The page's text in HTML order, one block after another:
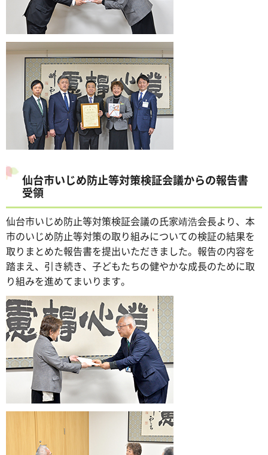
仙台市いじめ防止等対策検証会議からの報告書
受領
仙台市いじめ防止等対策検証会議の氏家靖浩会長より、本
市のいじめ防止等対策の取り組みについての検証の結果を
取りまとめた報告書を提出いただきました。報告の内容を
踏まえ、引き続き、子どもたちの健やかな成長のために取
り組みを進めてまいります。